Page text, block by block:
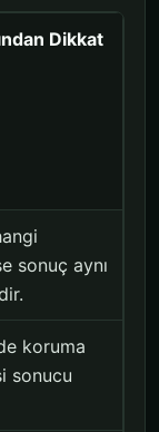
Dikkat
sonuç aynı
koruma
sonucu